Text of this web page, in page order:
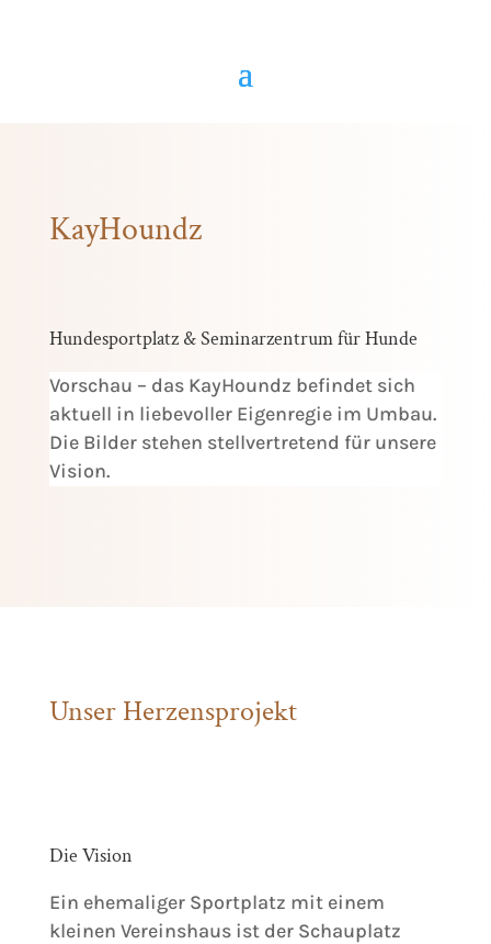
KayHoundz
Hundesportplatz & Seminarzentrum für Hunde
Vorschau – das KayHoundz befindet sich
aktuell in liebevoller Eigenregie im Umbau.
Die Bilder stehen stellvertretend für unsere
Vision.
Unser Herzensprojekt
Die Vision
Ein ehemaliger Sportplatz mit einem
kleinen Vereinshaus ist der Schauplatz